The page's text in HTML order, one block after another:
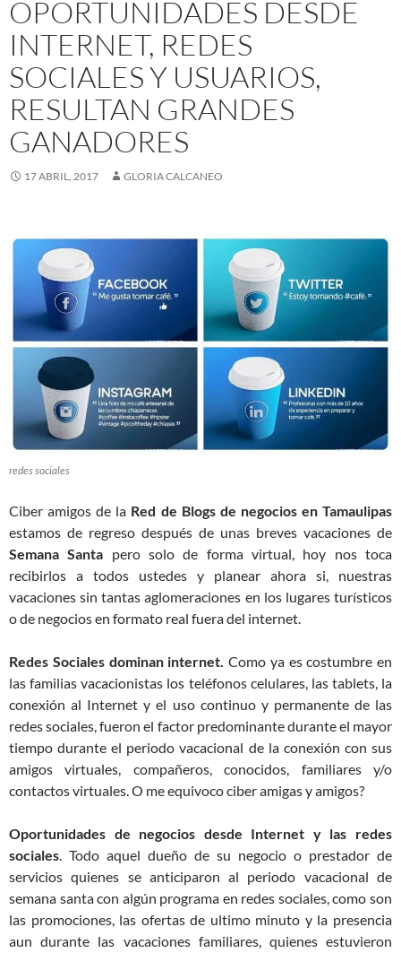
OPORTUNIDADES DESDE
INTERNET, REDES
SOCIALES Y USUARIOS,
RESULTAN GRANDES
GANADORES
17 ABRIL, 2017 GLORIA CALCANEO
redes sociales
Ciber amigos de la Red de Blogs de negocios en Tamaulipas
estamos de regreso después de unas breves vacaciones de
Semana Santa pero solo de forma virtual, hoy nos toca
recibirlos a todos ustedes y planear ahora si, nuestras
vacaciones sin tantas aglomeraciones en los lugares turísticos
o de negocios en formato real fuera del internet.
Redes Sociales dominan internet. Como ya es costumbre en
las familias vacacionistas los teléfonos celulares, las tablets, la
conexión al Internet y el uso continuo y permanente de las
redes sociales, fueron el factor predominante durante el mayor
tiempo durante el periodo vacacional de la conexión con sus
amigos virtuales, compañeros, conocidos, familiares y/o
contactos virtuales. O me equivoco ciber amigas y amigos?
Oportunidades de negocios desde Internet y las redes
sociales. Todo aquel dueño de su negocio o prestador de
servicios quienes se anticiparon al periodo vacacional de
semana santa con algún programa en redes sociales, como son
las promociones, las ofertas de ultimo minuto y la presencia
aun durante las vacaciones familiares, quienes estuvieron